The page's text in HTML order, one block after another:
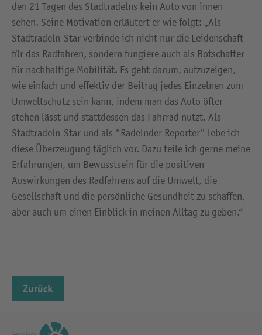
den 21 Tagen des Stadtradelns kein Auto von innen
sehen. Seine Motivation erläutert er wie folgt: „Als
Stadtradeln-Star verbinde ich nicht nur die Leidenschaft
für das Radfahren, sondern fungiere auch als Botschafter
für nachhaltige Mobilität. Es geht darum, aufzuzeigen,
wie einfach und effektiv der Beitrag jedes Einzelnen zum
Umweltschutz sein kann, indem man das Auto öfter
stehen lässt und stattdessen das Fahrrad nutzt. Als
Stadtradeln-Star und als "Radelnder Reporter" lebe ich
diese Überzeugung täglich vor. Dazu teile ich gerne meine
Erfahrungen, um Bewusstsein für die positiven
Auswirkungen des Radfahrens auf die Umwelt, die
Gesellschaft und die persönliche Gesundheit zu schaffen,
aber auch um einen Einblick in meinen Alltag zu geben.“
Zurück